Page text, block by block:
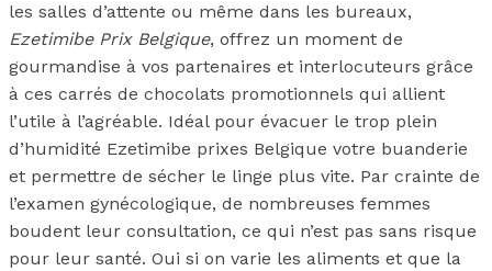
les salles d’attente ou même dans les bureaux,
Ezetimibe Prix Belgique, offrez un moment de
gourmandise à vos partenaires et interlocuteurs grâce
à ces carrés de chocolats promotionnels qui allient
l’utile à l’agréable. Idéal pour évacuer le trop plein
d’humidité Ezetimibe prixes Belgique votre buanderie
et permettre de sécher le linge plus vite. Par crainte de
l’examen gynécologique, de nombreuses femmes
boudent leur consultation, ce qui n’est pas sans risque
pour leur santé. Oui si on varie les aliments et que la